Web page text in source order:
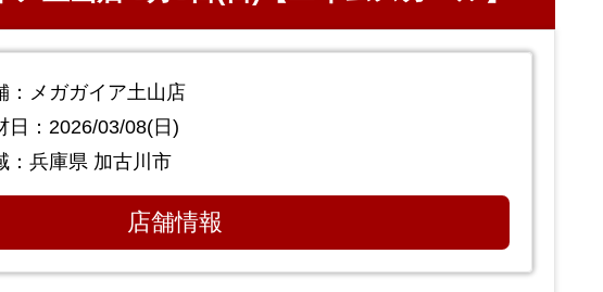
：メガガイア土山店
日：2026/03/08(日)
：兵庫県 加古川市
店舗情報